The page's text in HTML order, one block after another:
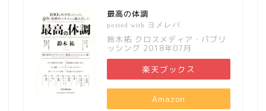
最高の体調
posted with ヨメレバ
鈴木祐 クロスメディア・パブリ
ッシング 2018年07月
楽天ブックス
Amazon